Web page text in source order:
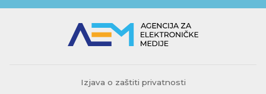
Izjava o zaštiti privatnosti